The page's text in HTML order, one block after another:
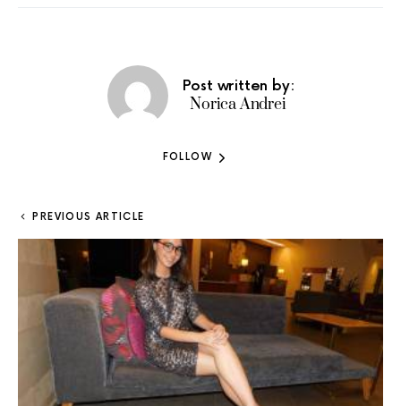
Post written by:
Norica Andrei
FOLLOW
PREVIOUS ARTICLE